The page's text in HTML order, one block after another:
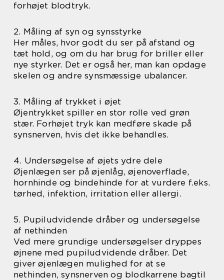
forhøjet blodtryk.
2. Måling af syn og synsstyrke
Her måles, hvor godt du ser på afstand og
tæt hold, og om du har brug for briller eller
nye styrker. Det er også her, man kan opdage
skelen og andre synsmæssige ubalancer.
3. Måling af trykket i øjet
Øjentrykket spiller en stor rolle ved grøn
stær. Forhøjet tryk kan medføre skade på
synsnerven, hvis det ikke behandles.
4. Undersøgelse af øjets ydre dele
Øjenlægen ser på øjenlåg, øjenoverflade,
hornhinde og bindehinde for at vurdere f.eks.
tørhed, infektion, irritation eller allergi.
5. Pupiludvidende dråber og undersøgelse
af nethinden
Ved mere grundige undersøgelser dryppes
øjnene med pupiludvidende dråber. Det
giver øjenlægen mulighed for at se
nethinden, synsnerven og blodkarrene bagtil